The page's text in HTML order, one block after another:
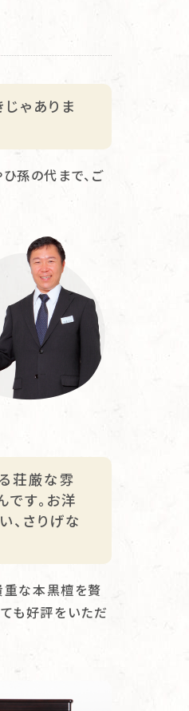
ゃありま
孫の代まで、ご
荘厳な雰
です。お洋
、さりげな
重な本黒檀を贅
も好評をいただ